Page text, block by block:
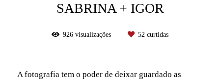
SABRINA + IGOR
926 visualizações 52 curtidas
A fotografia tem o poder de deixar guardado as